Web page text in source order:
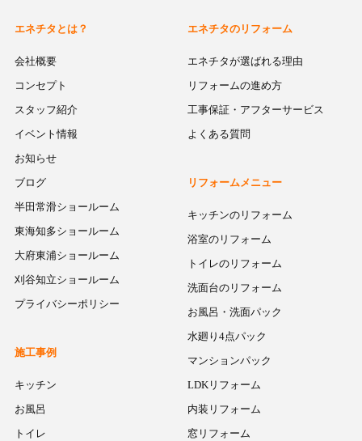
エネチタとは？
会社概要
コンセプト
スタッフ紹介
イベント情報
お知らせ
ブログ
半田常滑ショールーム
東海知多ショールーム
大府東浦ショールーム
刈谷知立ショールーム
プライバシーポリシー
エネチタのリフォーム
エネチタが選ばれる理由
リフォームの進め方
工事保証・アフターサービス
よくある質問
リフォームメニュー
キッチンのリフォーム
浴室のリフォーム
トイレのリフォーム
洗面台のリフォーム
お風呂・洗面パック
水廻り4点パック
マンションパック
LDKリフォーム
内装リフォーム
窓リフォーム
施工事例
キッチン
お風呂
トイレ